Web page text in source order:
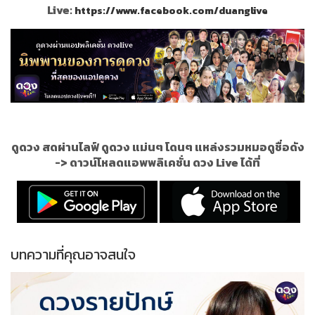
Live:https://www.facebook.com/duanglive
ดูดวง สดผ่านไลฟ์ ดูดวง แม่นๆ โดนๆ แหล่งรวมหมอดูชื่อดัง
-> ดาวน์โหลดแอพพลิเคชั่น ดวง Live ได้ที่
บทความที่คุณอาจสนใจ